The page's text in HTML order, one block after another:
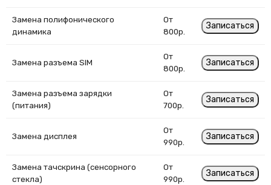
Замена полифонического
динамика
От
800р.
Записаться
Замена разъема SIM
От
800р.
Записаться
Замена разъема зарядки
(питания)
От
700р.
Записаться
Замена дисплея
От
990р.
Записаться
Замена тачскрина (сенсорного
стекла)
От
990р.
Записаться